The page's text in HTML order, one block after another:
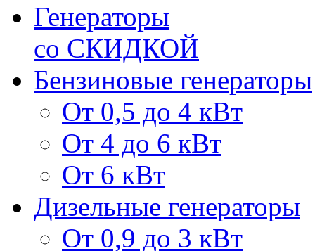
Генераторы
со СКИДКОЙ
Бензиновые генераторы
От 0,5 до 4 кВт
От 4 до 6 кВт
От 6 кВт
Дизельные генераторы
От 0,9 до 3 кВт